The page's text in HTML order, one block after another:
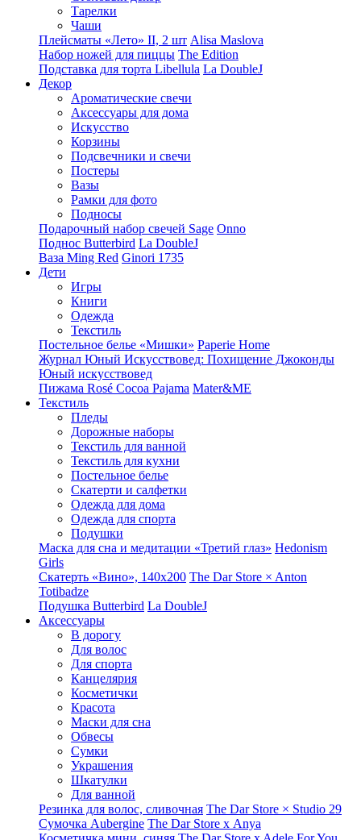
Тарелки
Чаши
Плейсматы «Лето» II, 2 шт Alisa Maslova
Набор ножей для пиццы The Edition
Подставка для торта Libellula La DoubleJ
Декор
Ароматические свечи
Аксессуары для дома
Искусство
Корзины
Подсвечники и свечи
Постеры
Вазы
Рамки для фото
Подносы
Подарочный набор свечей Sage Onno
Поднос Butterbird La DoubleJ
Ваза Ming Red Ginori 1735
Дети
Игры
Книги
Одежда
Текстиль
Постельное белье «Мишки» Paperie Home
Журнал Юный Искусствовед: Похищение Джоконды
Юный искусствовед
Пижама Rosé Cocoa Pajama Mater&ME
Текстиль
Пледы
Дорожные наборы
Текстиль для ванной
Текстиль для кухни
Постельное белье
Скатерти и салфетки
Одежда для дома
Одежда для спорта
Подушки
Маска для сна и медитации «Третий глаз» Hedonism
Girls
Скатерть «Вино», 140х200 The Dar Store × Anton
Totibadze
Подушка Butterbird La DoubleJ
Аксессуары
В дорогу
Для волос
Для спорта
Канцелярия
Косметички
Красота
Маски для сна
Обвесы
Сумки
Украшения
Шкатулки
Для ванной
Резинка для волос, сливочная The Dar Store × Studio 29
Сумочка Aubergine The Dar Store x Anya